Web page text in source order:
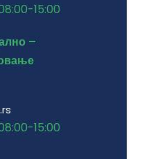
15:00
–
15:00